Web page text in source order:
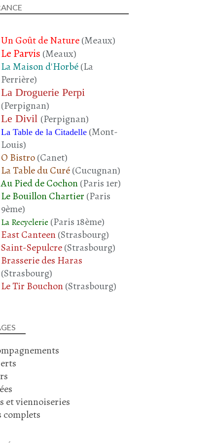
et viennoiseries
complets
Un Goût de Nature(Meaux)
Le Parvis (Meaux)
La Maison d'Horbé(La
Perrière)
La Droguerie Perpi
(Perpignan)
Le Divil (Perpignan)
La Table de la Citadelle (Mont-
Louis)
O Bistro(Canet)
La Table du Curé(Cucugnan)
Au Pied de Cochon(Paris 1er)
Le Bouillon Chartier (Paris
9ème)
La Recyclerie (Paris 18ème)
East Canteen(Strasbourg)
Saint-Sepulcre(Strasbourg)
Brasserie des Haras
(Strasbourg)
Le Tir Bouchon(Strasbourg)